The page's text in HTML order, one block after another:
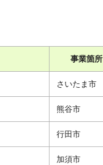
事業箇所
さいたま市
熊谷市
行田市
加須市